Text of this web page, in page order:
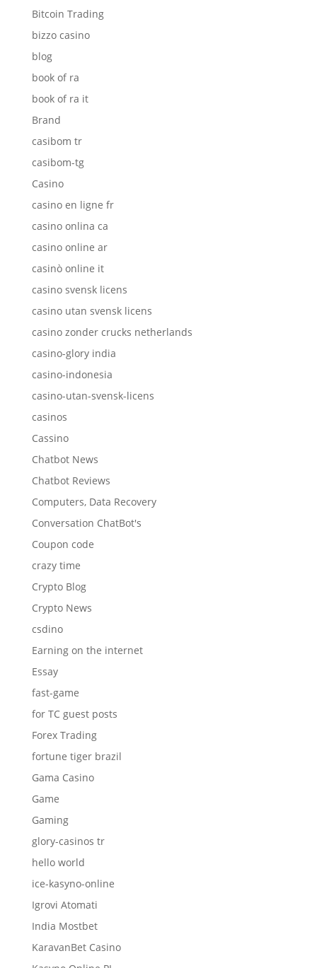
Bitcoin Trading
bizzo casino
blog
book of ra
book of ra it
Brand
casibom tr
casibom-tg
Casino
casino en ligne fr
casino onlina ca
casino online ar
casinò online it
casino svensk licens
casino utan svensk licens
casino zonder crucks netherlands
casino-glory india
casino-indonesia
casino-utan-svensk-licens
casinos
Cassino
Chatbot News
Chatbot Reviews
Computers, Data Recovery
Conversation ChatBot's
Coupon code
crazy time
Crypto Blog
Crypto News
csdino
Earning on the internet
Essay
fast-game
for TC guest posts
Forex Trading
fortune tiger brazil
Gama Casino
Game
Gaming
glory-casinos tr
hello world
ice-kasyno-online
Igrovi Atomati
India Mostbet
KaravanBet Casino